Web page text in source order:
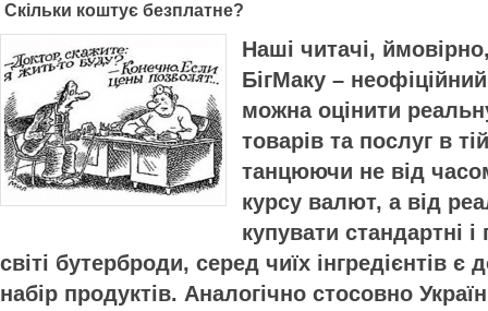
Скільки коштує безплатне?
Наші читачі,
БігМаку –
можна оцінити
товарів та послуг в
танцюючи не від
курсу валют, а від
купувати стандартні
світі бутерброди, серед чиїх інгредієнтів є
набір продуктів. Аналогічно стосовно